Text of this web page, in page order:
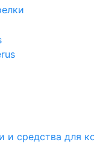
и средства для